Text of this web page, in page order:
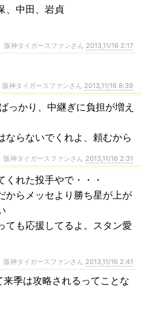
、中田、岩貞
阪神タイガースファンさん 2013,11/16 2:17
阪神タイガースファンさん 2013,11/16 8:39
っかり、中継ぎに負担が増え
ならないでくれよ、頼むから
阪神タイガースファンさん 2013,11/16 2:31
くれた投手やで・・・
からメッセより勝ち星が上が
ても応援してるよ。スタン愛
阪神タイガースファンさん 2013,11/16 2:41
来季は攻略されるってことな